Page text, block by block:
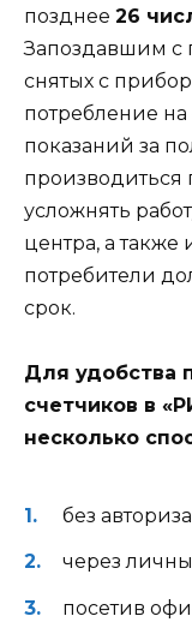
позднее 26
Запоздавшим с
снятых с
потребление
показаний за
производиться
усложнять
центра, а
потребители
срок.
Для удобства
счетчиков в
несколько
без
через
посетив